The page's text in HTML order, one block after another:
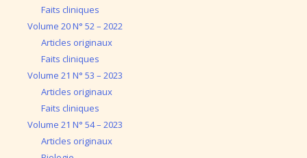
Faits cliniques
Volume 20 N° 52 – 2022
Articles originaux
Faits cliniques
Volume 21 N° 53 – 2023
Articles originaux
Faits cliniques
Volume 21 N° 54 – 2023
Articles originaux